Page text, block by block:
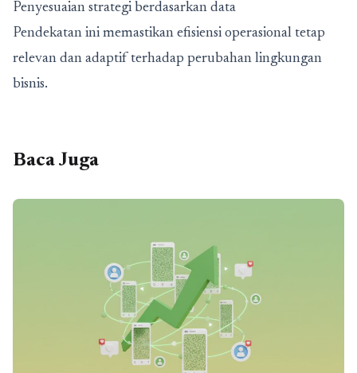
Penyesuaian strategi berdasarkan data
Pendekatan ini memastikan efisiensi operasional tetap
relevan dan adaptif terhadap perubahan lingkungan
bisnis.
Baca Juga